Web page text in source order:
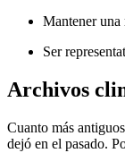
Mantener
Ser
Archivos
Cuanto más
dejó en el pasado.